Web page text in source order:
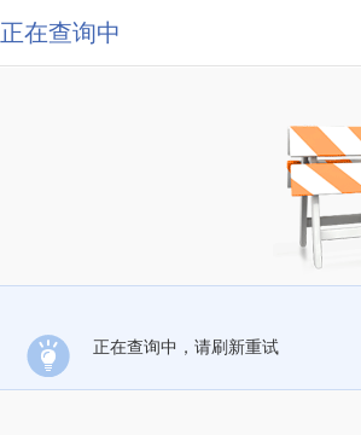
正在查询中
正在查询中，请刷新重试